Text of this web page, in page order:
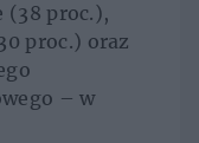
(38 proc.),
proc.) oraz
– w